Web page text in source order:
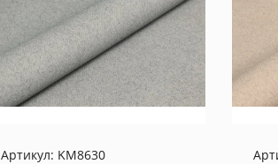
Артикул: KM8630